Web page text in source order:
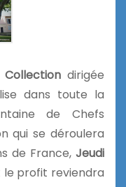
dirigée
dans toute la
de Chefs
qui se déroulera
de France, Jeudi
profit reviendra